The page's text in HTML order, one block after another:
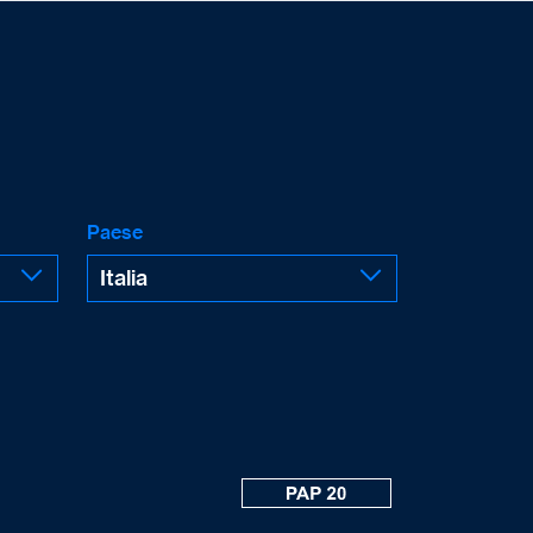
Paese